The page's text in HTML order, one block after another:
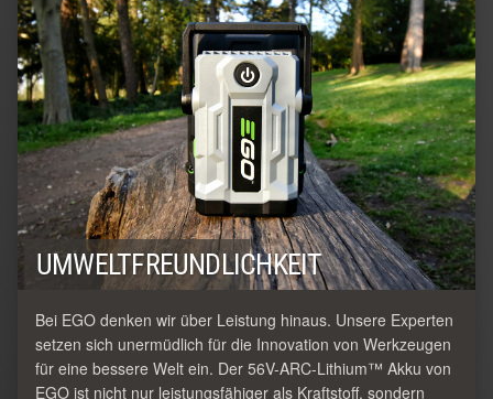
UMWELTFREUNDLICHKEIT
Bei EGO denken wir über Leistung hinaus. Unsere Experten
setzen sich unermüdlich für die Innovation von Werkzeugen
für eine bessere Welt ein. Der 56V-ARC-Lithium™ Akku von
EGO ist nicht nur leistungsfähiger als Kraftstoff, sondern